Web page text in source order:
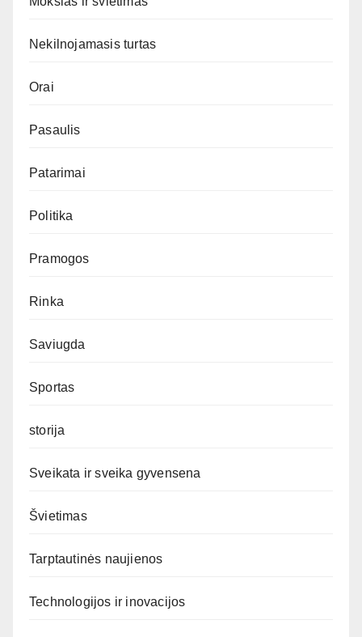
Nekilnojamasis turtas
Orai
Pasaulis
Patarimai
Politika
Pramogos
Rinka
Saviugda
Sportas
storija
Sveikata ir sveika gyvensena
Švietimas
Tarptautinės naujienos
Technologijos ir inovacijos